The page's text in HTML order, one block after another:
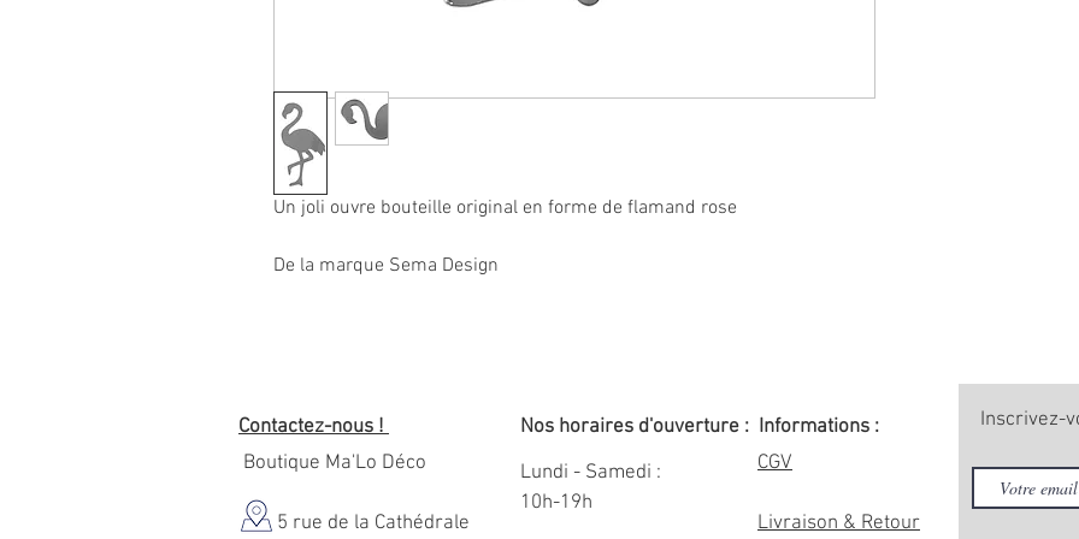
Un joli ouvre bouteille original en forme de flamand rose
De la marque Sema Design
Contactez-nous !
Boutique Ma'Lo Déco
5 rue de la Cathédrale
Nos horaires d'ouverture :
Lundi - Samedi :
10h-19h
Informations :
CGV
Livraison & Retour
Inscrivez-